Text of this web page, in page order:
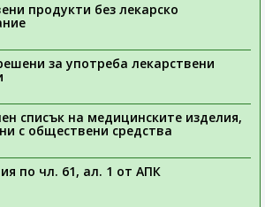
продукти без лекарско
за употреба лекарствени
списък на медицинските изделия,
с обществени средства
по чл. 61, ал. 1 от АПК